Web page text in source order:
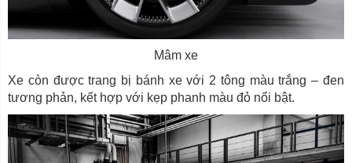
Mâm xe
Xe còn được trang bị bánh xe với 2 tông màu trắng – đen
tương phản, kết hợp với kẹp phanh màu đỏ nổi bật.